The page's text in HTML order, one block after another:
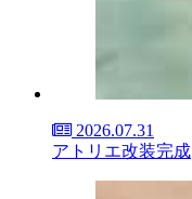
2026.07.31
アトリエ改装完成